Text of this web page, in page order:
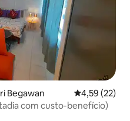
Begawan Classificação
4,59 (22)
com custo-benefício)